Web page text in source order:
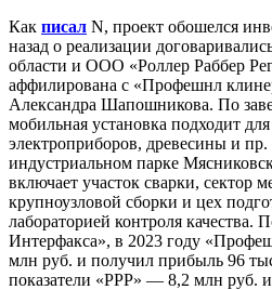
Как писал N, проект обошелся
назад о реализации
области и ООО «Роллер Раббер
аффилирована с «Профешнл
Александра Шапошникова. По
мобильная установка подходит
электроприборов, древесины и
индустриальном парке
включает участок сварки, сектор
крупноузловой сборки и цех
лабораторией контроля
Интерфакса», в 2023 году
млн руб. и получил прибыль 96
показатели «РРР» — 8,2 млн руб.